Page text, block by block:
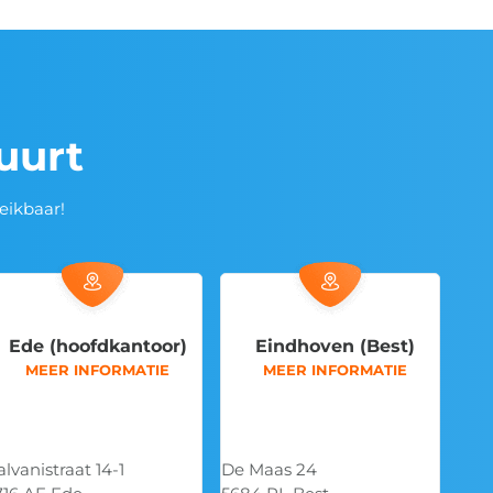
Eindhoven (Best)
MEER INFORMATIE
Maas 24
Eindhoven (Best)
MEER INFORMATIE
De Waal 44